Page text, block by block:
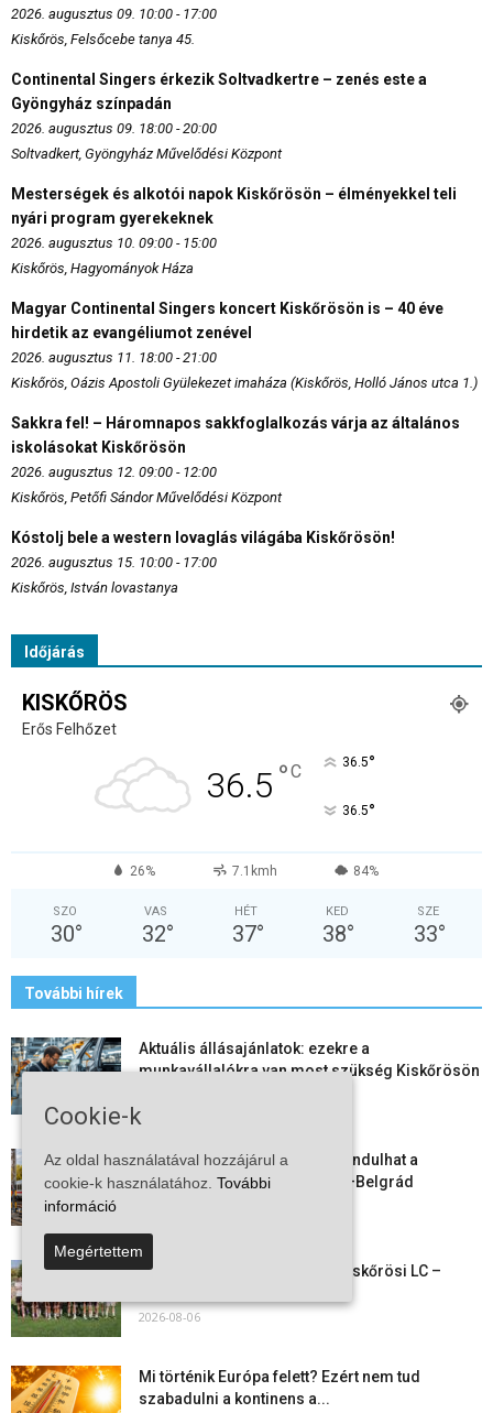
2026. augusztus 09. 10:00 - 17:00
Kiskőrös, Felsőcebe tanya 45.
Continental Singers érkezik Soltvadkertre – zenés este a
Gyöngyház színpadán
2026. augusztus 09. 18:00 - 20:00
Soltvadkert, Gyöngyház Művelődési Központ
Mesterségek és alkotói napok Kiskőrösön – élményekkel teli
nyári program gyerekeknek
2026. augusztus 10. 09:00 - 15:00
Kiskőrös, Hagyományok Háza
Magyar Continental Singers koncert Kiskőrösön is – 40 éve
hirdetik az evangéliumot zenével
2026. augusztus 11. 18:00 - 21:00
Kiskőrös, Oázis Apostoli Gyülekezet imaháza (Kiskőrös, Holló János utca 1.)
Sakkra fel! – Háromnapos sakkfoglalkozás várja az általános
iskolásokat Kiskőrösön
2026. augusztus 12. 09:00 - 12:00
Kiskőrös, Petőfi Sándor Művelődési Központ
Kóstolj bele a western lovaglás világába Kiskőrösön!
2026. augusztus 15. 10:00 - 17:00
Kiskőrös, István lovastanya
Időjárás
KISKŐRÖS
Erős Felhőzet
36.5 °C 36.5°
36.5°
26% 7.1kmh 84%
SZO
30°
VAS
32°
HÉT
37°
KED
38°
SZE
33°
További hírek
Aktuális állásajánlatok: ezekre a
munkavállalókra van most szükség Kiskőrösön
2026-08-07
Vitézy Dávid: már ősszel újraindulhat a
személyszállítás a Budapest–Belgrád
Megkezdte a felkészülést a Kiskőrösi LC –
2026-08-06
Mi történik Európa felett? Ezért nem tud
szabadulni a kontinens a...
Cookie-k
Az oldal használatával hozzájárul a
cookie-k használatához. További
információ
Megértettem